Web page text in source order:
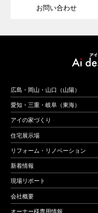
お問い合わせ
広島・岡山・山口（山陽）
愛知・三重・岐阜（東海）
アイの家づくり
住宅展示場
リフォーム・リノベーション
新着情報
現場リポート
会社概要
オーナー様専用情報